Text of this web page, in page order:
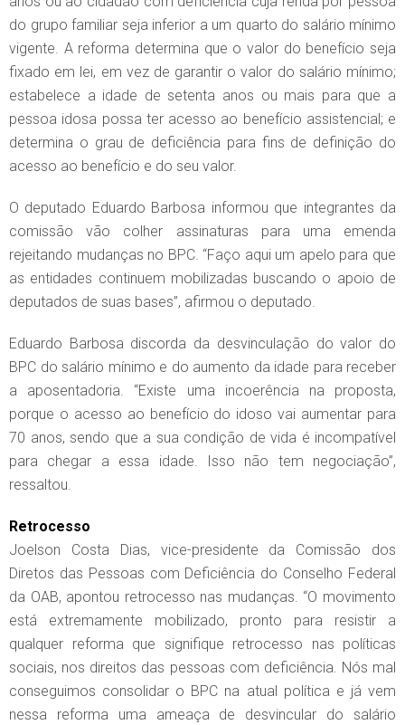
do grupo familiar seja inferior a um quarto do salário mínimo
vigente. A reforma determina que o valor do benefício seja
fixado em lei, em vez de garantir o valor do salário mínimo;
estabelece a idade de setenta anos ou mais para que a
pessoa idosa possa ter acesso ao benefício assistencial; e
determina o grau de deficiência para fins de definição do
acesso ao benefício e do seu valor.
O deputado Eduardo Barbosa informou que integrantes da
comissão vão colher assinaturas para uma emenda
rejeitando mudanças no BPC. “Faço aqui um apelo para que
as entidades continuem mobilizadas buscando o apoio de
deputados de suas bases”, afirmou o deputado.
Eduardo Barbosa discorda da desvinculação do valor do
BPC do salário mínimo e do aumento da idade para receber
a aposentadoria. “Existe uma incoerência na proposta,
porque o acesso ao benefício do idoso vai aumentar para
70 anos, sendo que a sua condição de vida é incompatível
para chegar a essa idade. Isso não tem negociação”,
ressaltou.
Retrocesso
Joelson Costa Dias, vice-presidente da Comissão dos
Diretos das Pessoas com Deficiência do Conselho Federal
da OAB, apontou retrocesso nas mudanças. “O movimento
está extremamente mobilizado, pronto para resistir a
qualquer reforma que signifique retrocesso nas políticas
sociais, nos direitos das pessoas com deficiência. Nós mal
conseguimos consolidar o BPC na atual política e já vem
nessa reforma uma ameaça de desvincular do salário